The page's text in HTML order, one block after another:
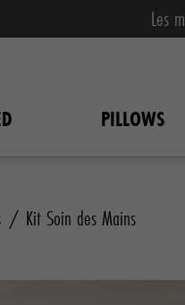
Les
PILLOWS
Kit Soin des Mains